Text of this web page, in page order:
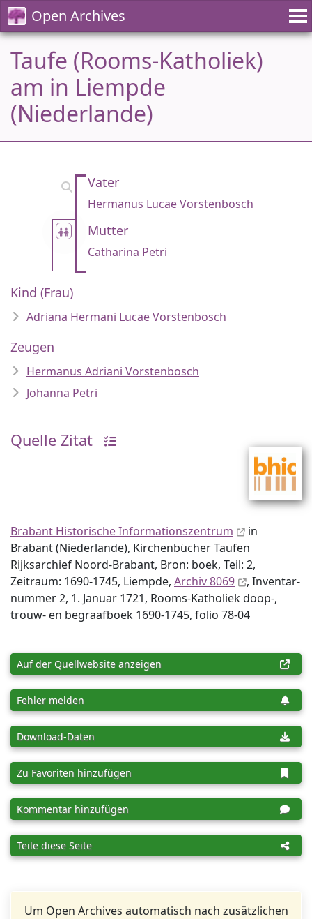
Open Archives
Taufe (Rooms-Katholiek)
am in Liempde
(Niederlande)
Vater
Hermanus Lucae Vorstenbosch
Mutter
Catharina Petri
Kind (Frau)
Adriana Hermani Lucae Vorstenbosch
Zeugen
Hermanus Adriani Vorstenbosch
Johanna Petri
Quelle Zitat
Brabant Historische Informationszentrum
in
Brabant (Niederlande), Kirchenbücher Taufen
Rijksarchief Noord-Brabant, Bron: boek, Teil: 2,
Zeitraum: 1690-1745, Liempde, Archiv 8069
, Inventar­
nummer 2, 1. Januar 1721, Rooms-Katholiek doop-,
trouw- en begraafboek 1690-1745, folio 78-04
Auf der Quellwebsite anzeigen
Fehler melden
Download-Daten
Zu Favoriten hinzufügen
Kommentar hinzufügen
Teile diese Seite
Um Open Archives automatisch nach zusätzlichen